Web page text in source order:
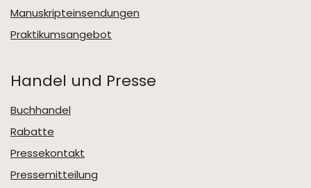
Manuskripteinsendungen
Praktikumsangebot
Handel und Presse
Buchhandel
Rabatte
Pressekontakt
Pressemitteilung